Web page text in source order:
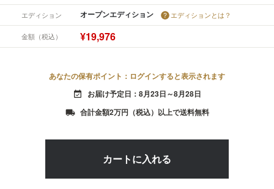
エディション オープンエディション エディションとは？
金額（税込） ¥19,976
あなたの保有ポイント：ログインすると表示されます
event_available お届け予定日：8月23日～8月28日
local_shipping 合計金額2万円（税込）以上で送料無料